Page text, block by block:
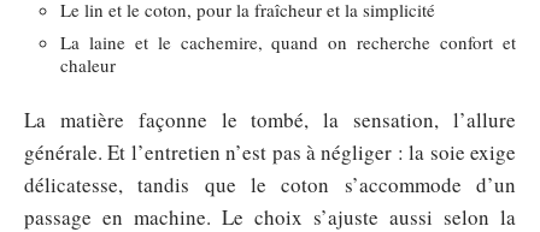
Le lin et le coton, pour la fraîcheur et la simplicité
La laine et le cachemire, quand on recherche confort et
chaleur
La matière façonne le tombé, la sensation, l’allure
générale. Et l’entretien n’est pas à négliger : la soie exige
délicatesse, tandis que le coton s’accommode d’un
passage en machine. Le choix s’ajuste aussi selon la